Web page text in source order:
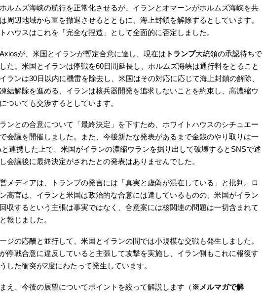
ルムズ海峡の航行を正常化させるが、イランとオマーンがホルムズ海峡を共
周辺地域から軍を撤退させるとともに、海上封鎖を解除するとしています。
ハウスはこれを「完全な捏造」として全面的に否定しました。
が、米国とイランが暫定合意に達し、現在は トランプ大統領の承認待ちで
た。米国とイランは停戦を60日間延長し、ホルムズ海峡は通行料をとること
ランは30日以内に機雷を除去し、米国はその対応に応じて海上封鎖の解除、
結解除を進める、イランは核兵器開発を追求しないことを約束し、高濃縮ウ
ついても交渉するとしています。
ンとの合意について「最終決定」を下すため、ホワイトハウスのシチュエー
会議を開催しました。また、今後新たな発表があるまで金銭のやり取りは一
連携した上で、米国がイランの濃縮ウランを掘り出して破壊するとSNSで述
会議後に最終決定がされたとの発表はありませんでした。
メディアは、トランプの発言には「真実と虚偽が混在している」と批判。ロ
高官は、イランと米国は政治的な合意には達しているものの、米国がイラン
収するという主張は事実ではなく、合意案には核関連の問題は一切含まれて
報じました。
ジの応酬と並行して、米国とイランの間では小規模な交戦も発生しました。
停戦合意に違反していると主張して攻撃を実施し、イラン側もこれに報復す
した衝突が2度にわたって発生しています。
え、今後の展望についてポイントを絞って解説します（ ※メルマガで解